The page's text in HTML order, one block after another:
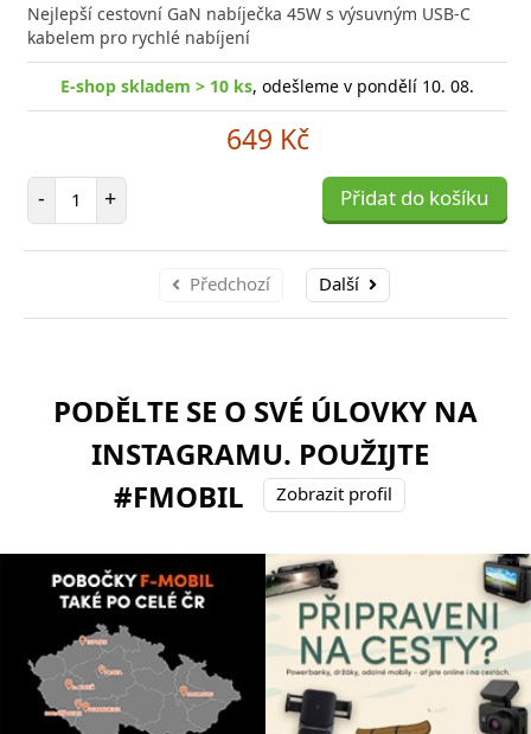
Nejlepší cestovní GaN nabíječka 45W s výsuvným USB-C
kabelem pro rychlé nabíjení
E-shop skladem > 10 ks, odešleme v pondělí 10. 08.
649 Kč
- Počet položek
+ Přidat do košíku
Předchozí Další
PODĚLTE SE O SVÉ ÚLOVKY NA
INSTAGRAMU. POUŽIJTE
#FMOBIL
Zobrazit profil